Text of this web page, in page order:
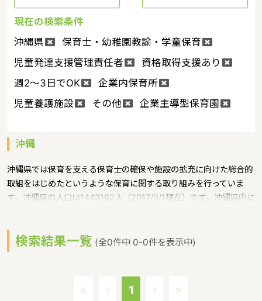
現在の検索条件
沖縄県
保育士・幼稚園教諭・学童保育
児童発達支援管理責任者
資格取得支援あり
週2～3日でOK
企業内保育所
児童養護施設
その他 企業主導型保育園
沖縄
沖縄県では保育を支える保育士の確保や施設の拡充に向けた総合的
取組をはじめたというような保育に関する取り組みを行っていま
す。沖縄県の人口は1443162人（2017/9/1現在）です。沖縄県内に
家賃相場：9.1万円（2017年10月賃貸住宅 D-room調べ）沖縄県
は、東京からは1600キロ。沖縄最西端の与那国島から台湾までは
然、文化、産業もこうした地理的環境に大きな影響を受けていると
検索結果一覧 (全0件中 0-0件を表示中)
1